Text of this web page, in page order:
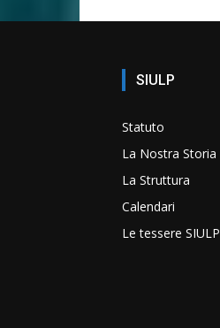
SIULP
Statuto
La Nostra Storia
La Struttura
Calendari
Le tessere SIULP